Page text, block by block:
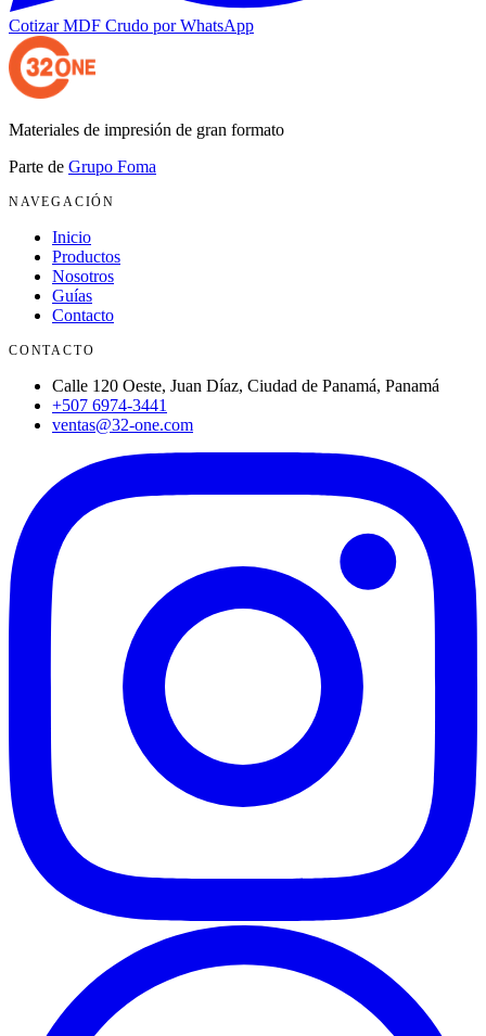
CotizarMDF Crudo por WhatsApp
Materiales de impresión de gran formato
Parte de Grupo Foma
NAVEGACIÓN
Inicio
Productos
Nosotros
Guías
Contacto
CONTACTO
Calle 120 Oeste, Juan Díaz, Ciudad de Panamá, Panamá
+507 6974-3441
ventas@32-one.com